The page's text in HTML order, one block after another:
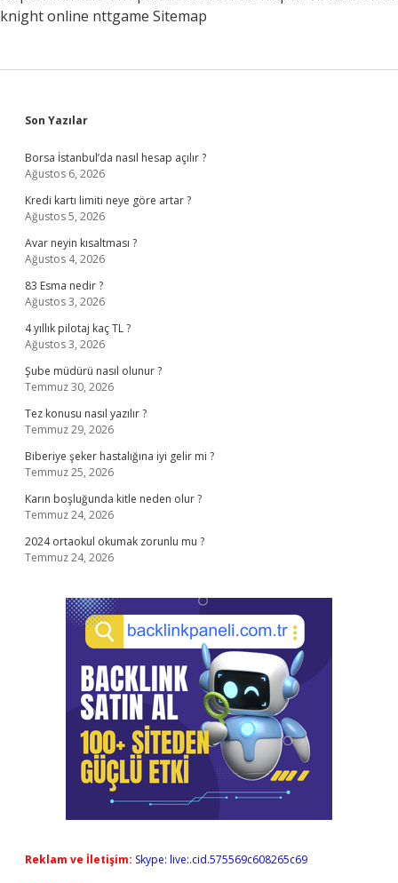
knight online nttgame Sitemap
Sidebar
Son Yazılar
Borsa İstanbul’da nasıl hesap açılır ?
Ağustos 6, 2026
Kredi kartı limiti neye göre artar ?
Ağustos 5, 2026
Avar neyin kısaltması ?
Ağustos 4, 2026
83 Esma nedir ?
Ağustos 3, 2026
4 yıllık pilotaj kaç TL ?
Ağustos 3, 2026
Şube müdürü nasıl olunur ?
Temmuz 30, 2026
Tez konusu nasıl yazılır ?
Temmuz 29, 2026
Biberiye şeker hastalığına iyi gelir mi ?
Temmuz 25, 2026
Karın boşluğunda kitle neden olur ?
Temmuz 24, 2026
2024 ortaokul okumak zorunlu mu ?
Temmuz 24, 2026
Reklam ve İletişim: Skype: live:.cid.575569c608265c69